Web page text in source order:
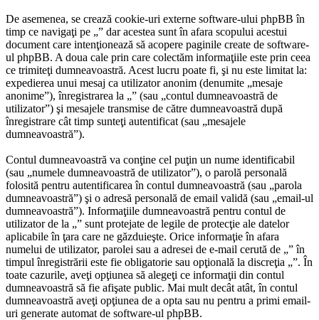
De asemenea, se crează cookie-uri externe software-ului phpBB în
timp ce navigaţi pe „” dar acestea sunt în afara scopului acestui
document care intenţionează să acopere paginile create de software-
ul phpBB. A doua cale prin care colectăm informaţiile este prin ceea
ce trimiteţi dumneavoastră. Acest lucru poate fi, şi nu este limitat la:
expedierea unui mesaj ca utilizator anonim (denumite „mesaje
anonime”), înregistrarea la „” (sau „contul dumneavoastră de
utilizator”) şi mesajele transmise de către dumneavoastră după
înregistrare cât timp sunteţi autentificat (sau „mesajele
dumneavoastră”).
Contul dumneavoastră va conţine cel puţin un nume identificabil
(sau „numele dumneavoastră de utilizator”), o parolă personală
folosită pentru autentificarea în contul dumneavoastră (sau „parola
dumneavoastră”) şi o adresă personală de email validă (sau „email-ul
dumneavoastră”). Informaţiile dumneavoastră pentru contul de
utilizator de la „” sunt protejate de legile de protecţie ale datelor
aplicabile în ţara care ne găzduieşte. Orice informaţie în afara
numelui de utilizator, parolei sau a adresei de e-mail cerută de „” în
timpul înregistrării este fie obligatorie sau opţională la discreţia „”. În
toate cazurile, aveţi opţiunea să alegeţi ce informaţii din contul
dumneavoastră să fie afişate public. Mai mult decât atât, în contul
dumneavoastră aveţi opţiunea de a opta sau nu pentru a primi email-
uri generate automat de software-ul phpBB.